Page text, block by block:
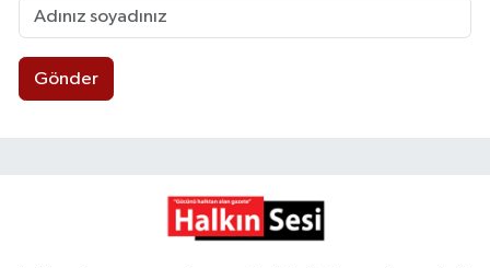
Gönder